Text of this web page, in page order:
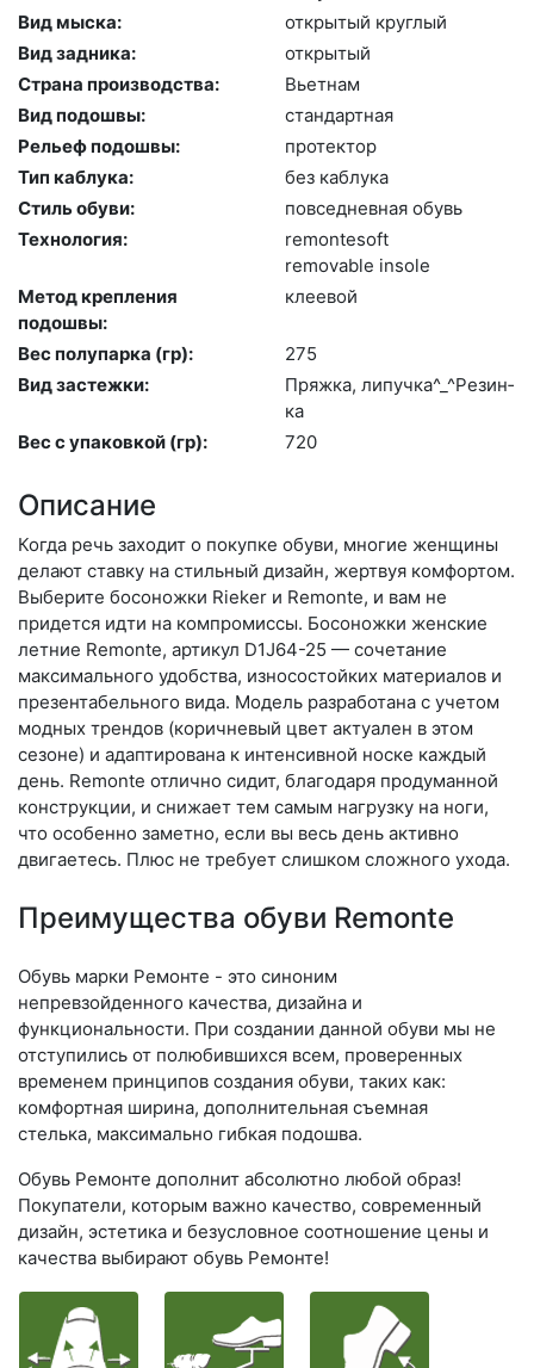
Вид мыска:
отк­ры­тый круг­лый
Вид задника:
отк­ры­тый
Страна производства:
Вь­ет­нам
Вид подошвы:
стан­дарт­ная
Рельеф подошвы:
про­тек­тор
Тип каблука:
без каб­лу­ка
Стиль обуви:
пов­седнев­ная обувь
Технология:
re­mon­te­soft
re­movab­le in­so­le
Метод крепления
подошвы:
кле­евой
Вес полупарка (гр):
275
Вид застежки:
Пряж­ка, ли­пуч­ка^_^Ре­зин­
ка
Вес с упаковкой (гр):
720
Описание
Когда речь заходит о покупке обуви, многие женщины
делают ставку на стильный дизайн, жертвуя комфортом.
Выберите бо­сонож­ки Rieker и Remonte, и вам не
придется идти на компромиссы. Босоножки женские
летние Remonte, артикул D1J64-25 — сочетание
максимального удобства, износостойких материалов и
презентабельного вида. Модель разработана с учетом
модных трендов (ко­рич­не­вый цвет актуален в этом
сезоне) и адаптирована к интенсивной носке каждый
день. Re­mon­te отлично сидит, благодаря продуманной
конструкции, и снижает тем самым нагрузку на ноги,
что особенно заметно, если вы весь день активно
двигаетесь. Плюс не требует слишком сложного ухода.
Преимущества обуви Remonte
Обувь марки Ремонте - это синоним
непревзойденного качества, дизайна и
функциональности. При создании данной обуви мы не
отступились от полюбившихся всем, проверенных
временем принципов создания обуви, таких как:
комфортная ширина, дополнительная съемная
стелька, максимально гибкая подошва.
Обувь Ремонте дополнит абсолютно любой образ!
Покупатели, которым важно качество, современный
дизайн, эстетика и безусловное соотношение цены и
качества выбирают обувь Ремонте!